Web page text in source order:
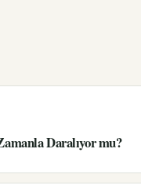
Daralıyor mu?